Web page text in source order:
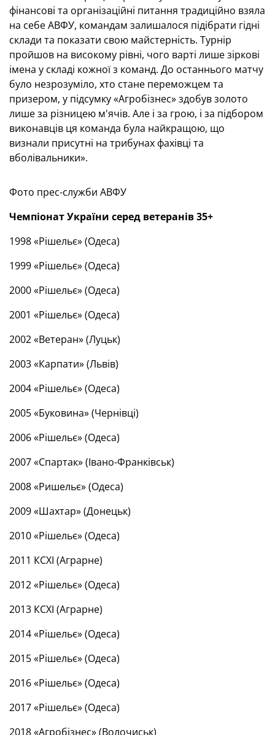
фінансові та організаційні питання традиційно взяла
на себе АВФУ, командам залишалося підібрати гідні
склади та показати свою майстерність. Турнір
пройшов на високому рівні, чого варті лише зіркові
імена у складі кожної з команд. До останнього матчу
було незрозуміло, хто стане переможцем та
призером, у підсумку «Агробізнес» здобув золото
лише за різницею м'ячів. Але і за грою, і за підбором
виконавців ця команда була найкращою, що
визнали присутні на трибунах фахівці та
вболівальники».
Фото прес-служби АВФУ
Чемпіонат України серед ветеранів 35+
1998 «Рішельє» (Одеса)
1999 «Рішельє» (Одеса)
2000 «Рішельє» (Одеса)
2001 «Рішельє» (Одеса)
2002 «Ветеран» (Луцьк)
2003 «Карпати» (Львів)
2004 «Рішельє» (Одеса)
2005 «Буковина» (Чернівці)
2006 «Рішельє» (Одеса)
2007 «Спартак» (Івано-Франківськ)
2008 «Ришельє» (Одеса)
2009 «Шахтар» (Донецьк)
2010 «Рішельє» (Одеса)
2011 КСХІ (Аграрне)
2012 «Рішельє» (Одеса)
2013 КСХІ (Аграрне)
2014 «Рішельє» (Одеса)
2015 «Рішельє» (Одеса)
2016 «Рішельє» (Одеса)
2017 «Рішельє» (Одеса)
2018 «Агробізнес» (Волочиськ)